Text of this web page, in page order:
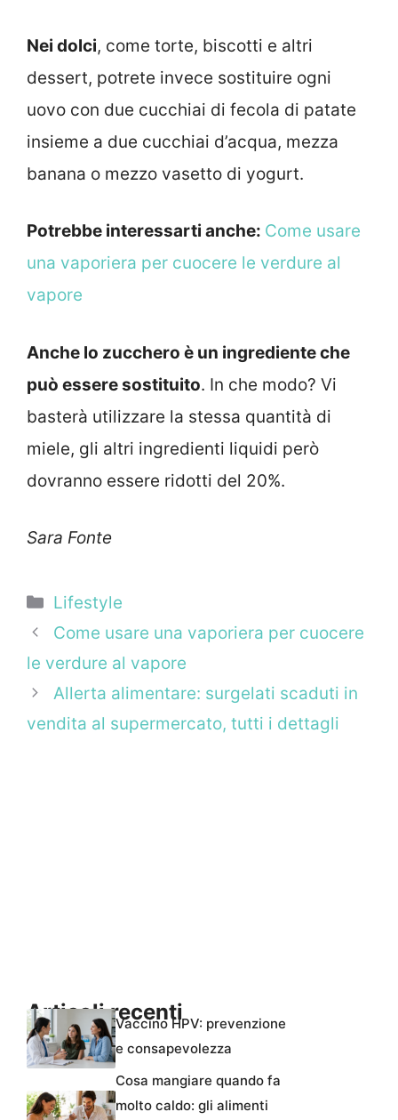
Nei dolci, come torte, biscotti e altri
dessert, potrete invece sostituire ogni
uovo con due cucchiai di fecola di patate
insieme a due cucchiai d’acqua, mezza
banana o mezzo vasetto di yogurt.
Potrebbe interessarti anche: Come usare
una vaporiera per cuocere le verdure al
vapore
Anche lo zucchero è un ingrediente che
può essere sostituito. In che modo? Vi
basterà utilizzare la stessa quantità di
miele, gli altri ingredienti liquidi però
dovranno essere ridotti del 20%.
Sara Fonte
Categorie
Lifestyle
Come usare una vaporiera per cuocere
le verdure al vapore
Allerta alimentare: surgelati scaduti in
vendita al supermercato, tutti i dettagli
Articoli recentiVaccino HPV: prevenzione
e consapevolezza
Cosa mangiare quando fa
molto caldo: gli alimenti